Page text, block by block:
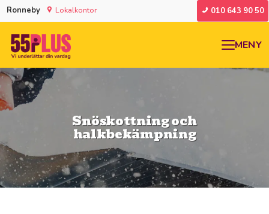
Ronneby Lokalkontor 010 643 90 50
MENY
Snöskottning och
halkbekämpning